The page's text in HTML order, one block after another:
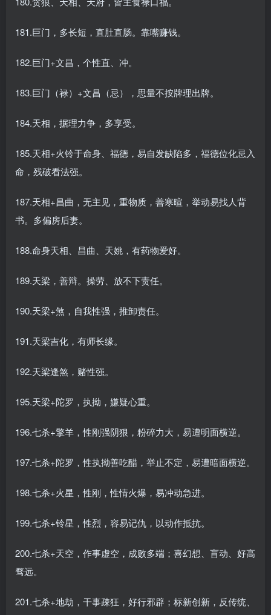
181.巨门，多长短，直肚直肠。靠嘴赚钱。
182.巨门+文昌，个性直、冲。
183.巨门（禄）+文昌（忌），思量不按牌理出牌。
184.天相，据理力争，多享受。
185.天相+火铃于命身、福德，易自发缺陷多，福德位化忌入
命，残破看法强。
187.天相+昌曲，无主见，重物质，善寒暄，举动易找人背
书。多偏房后妻。
188.命身天相、昌曲、天姚，有药物爱好。
189.天梁，善辩。操劳、放不下责任。
190.天梁+煞，自我性强，推卸责任。
191.天梁吉化，有师长缘。
192.天梁逢煞，赌性强。
195.天梁+陀罗，执拗，嫌疑心重。
196.七杀+擎羊，性刚强阴狠，粉碎力大，易遭明面横逆。
197.七杀+陀罗，性执拗善吃醋，举止不定，易遭暗面横逆。
198.七杀+火星，性刚，性情火爆，易冲动急进。
199.七杀+铃星，性烈，容易记仇，以动作抵抗。
200.七杀+天空，作事虚空，成败多端；喜幻想、盲动、好高
骛远。
201.七杀+地劫，干事疎狂，好行邪辟；标新创新，反传统、